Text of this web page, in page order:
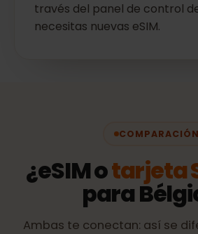
través del panel de control de
necesitas nuevas eSIM.
COMPARACIÓN
¿eSIM otarjeta
para
Ambas te conectan: así se